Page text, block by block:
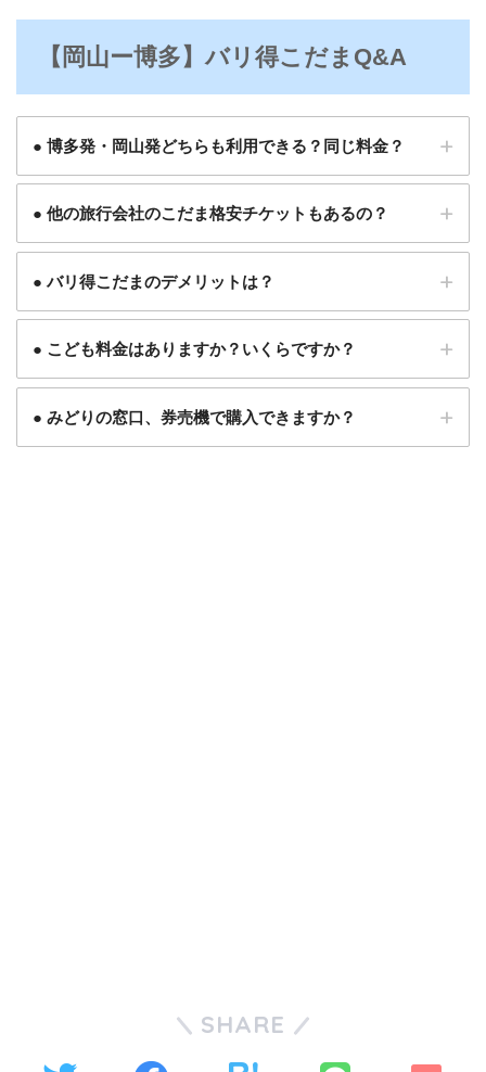
【岡山ー博多】バリ得こだまQ&A
● 博多発・岡山発どちらも利用できる？同じ料金？
● 他の旅行会社のこだま格安チケットもあるの？
● バリ得こだまのデメリットは？
● こども料金はありますか？いくらですか？
● みどりの窓口、券売機で購入できますか？
SHARE